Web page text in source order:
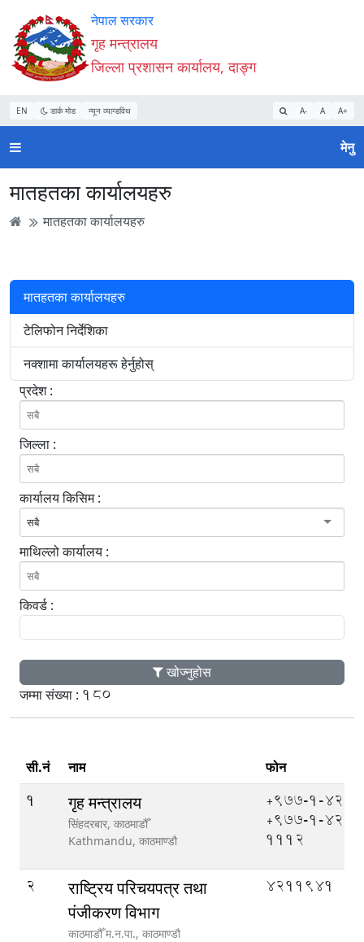
Accessibility
Mode
सुरु
गर्नुहोस्
सामाग्री
पढ्नुहाेस्
नेभिगेसन
पढ्नुहाेस्
वेबसाइट
खोजमा
जानुहोस्
नेपाल सरकार
गृह मन्त्रालय
जिल्ला प्रशासन कार्यालय, दाङ्ग
EN डार्क मोड न्यून व्यान्डविथ A- A A+
मेनु
मातहतका कार्यालयहरु
मातहतका कार्यालयहरु
मातहतका कार्यालयहरु
टेलिफोन निर्देशिका
नक्शामा कार्यालयहरू हेर्नुहोस्
प्रदेश :
जिल्ला :
कार्यालय किसिम :
सबै
माथिल्लो कार्यालय :
किवर्ड :
खोज्नुहोस
जम्मा संख्या : 180
सी.नं नाम फोन
1 गृह मन्त्रालय
सिंहदरबार, काठमाडौँ
Kathmandu, काठमाण्डौ
+977-1-
+977-1-
1112
2
राष्ट्रिय परिचयपत्र तथा
पंजीकरण विभाग
काठमाडौँ म.न.पा., काठमाण्डौ
4211941